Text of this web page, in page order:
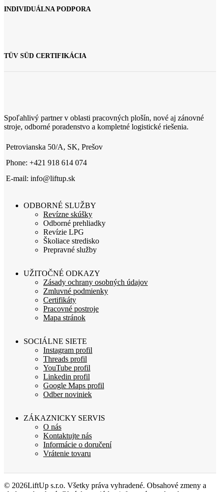
INDIVIDUÁLNA PODPORA
TÜV SÜD CERTIFIKÁCIA
Spoľahlivý partner v oblasti pracovných plošín, nové aj zánovné
stroje, odborné poradenstvo a kompletné logistické riešenia.
Petrovianska 50/A, SK, Prešov
Phone: +421 918 614 074
E-mail: info@liftup.sk
ODBORNÉ SLUŽBY
Revízne skúšky
Odborné prehliadky
Revízie LPG
Školiace stredisko
Prepravné služby
UŽITOČNÉ ODKAZY
Zásady ochrany osobných údajov
Zmluvné podmienky
Certifikáty
Pracovné postroje
Mapa stránok
SOCIÁLNE SIETE
Instagram profil
Threads profil
YouTube profil
Linkedin profil
Google Maps profil
Odber noviniek
ZÁKAZNICKY SERVIS
O nás
Kontaktujte nás
Informácie o doručení
Vrátenie tovaru
© 2026LiftUp s.r.o. Všetky práva vyhradené. Obsahové zmeny a